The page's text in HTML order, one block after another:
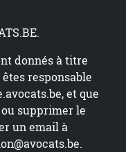
donnés à titre
responsable
, et que
supprimer le
un email à
.